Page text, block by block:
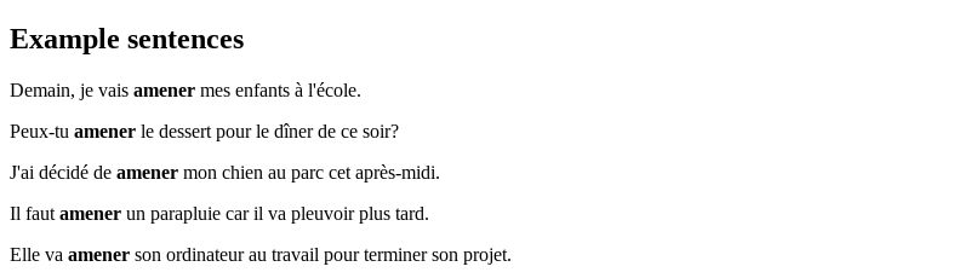
Example sentences
Demain, je vais amener mes enfants à l'école.
Peux-tu amener le dessert pour le dîner de ce soir?
J'ai décidé de amener mon chien au parc cet après-midi.
Il faut amener un parapluie car il va pleuvoir plus tard.
Elle va amener son ordinateur au travail pour terminer son projet.